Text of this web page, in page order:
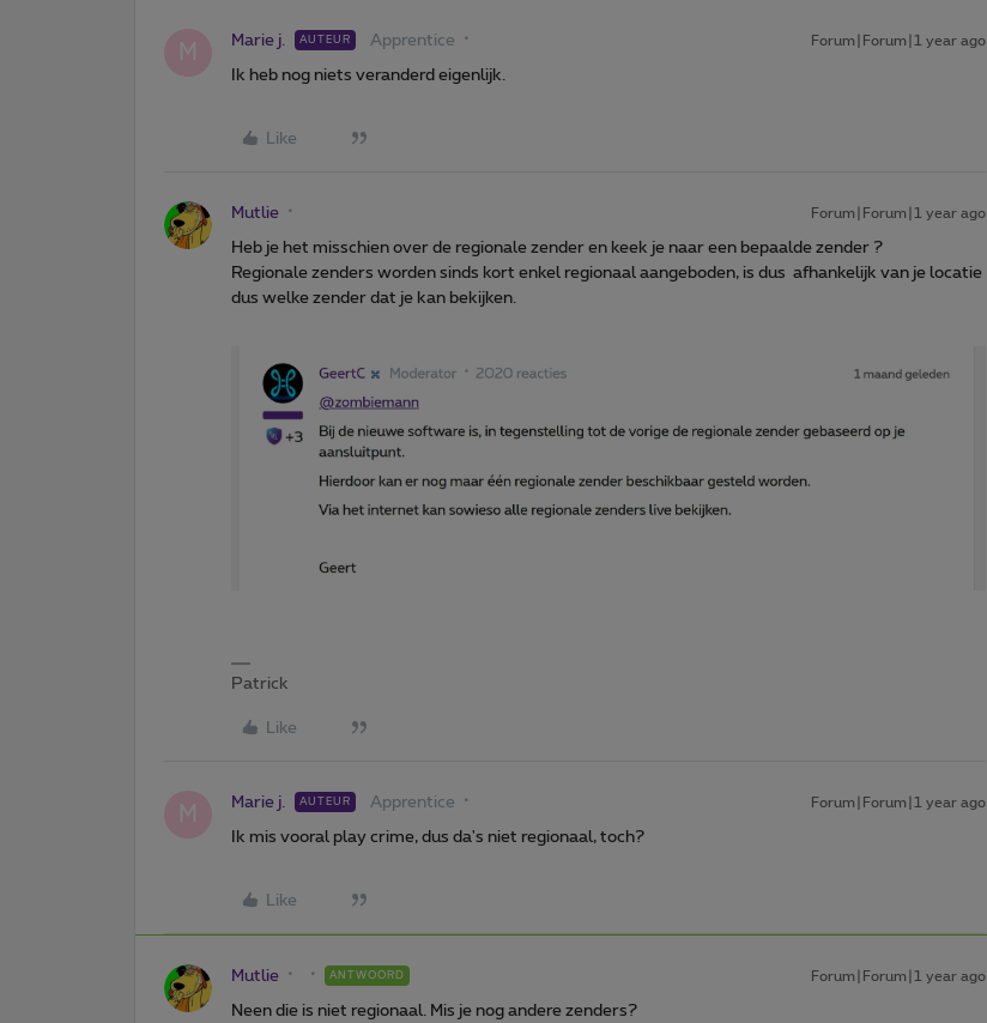
M Marie j. AUTEUR Apprentice Forum|Forum|1 year ago
Ik heb nog niets veranderd eigenlijk.
Like
Mutlie Forum|Forum|1 year ago
Heb je het misschien over de regionale zender en keek je naar een bepaalde zender ?
Regionale zenders worden sinds kort enkel regionaal aangeboden, is dus afhankelijk van je locatie
dus welke zender dat je kan bekijken.
Patrick
Like
M Marie j. AUTEUR Apprentice Forum|Forum|1 year ago
Ik mis vooral play crime, dus da's niet regionaal, toch?
Like
Mutlie ANTWOORD Forum|Forum|1 year ago
Neen die is niet regionaal. Mis je nog andere zenders?